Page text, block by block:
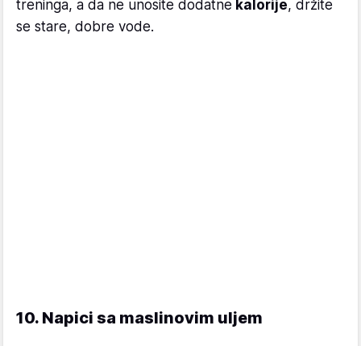
treninga, a da ne unosite dodatne kalorije, držite
se stare, dobre vode.
10. Napici sa maslinovim uljem